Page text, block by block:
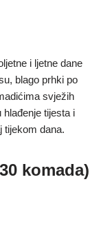
i ljetne dane
blago prhki po
svježih
hlađenje tijesta i
tijekom dana.
komada)